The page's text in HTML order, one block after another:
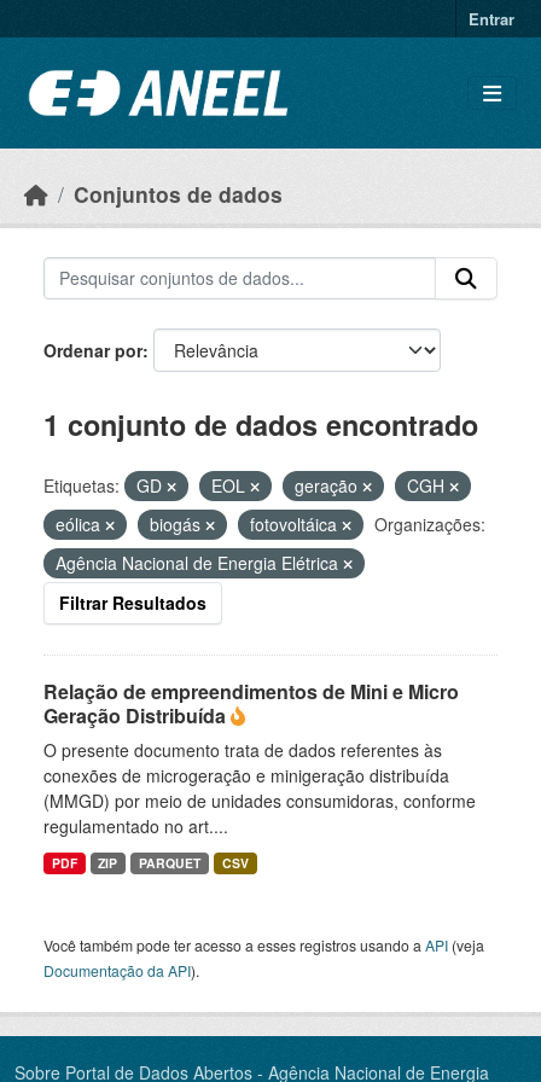
Entrar
Conjuntos de dados
Ordenar por
1 conjunto de dados encontrado
Etiquetas: GD EOL geração
CGH
eólica
biogás fotovoltáica
Organizações:
Agência Nacional de Energia Elétrica
Filtrar Resultados
Relação de empreendimentos de Mini e Micro
Geração Distribuída
O presente documento trata de dados referentes às
conexões de microgeração e minigeração distribuída
(MMGD) por meio de unidades consumidoras, conforme
regulamentado no art....
PDF ZIP PARQUET CSV
Você também pode ter acesso a esses registros usando a API (veja
Documentação da API).
Sobre Portal de Dados Abertos - Agência Nacional de Energia